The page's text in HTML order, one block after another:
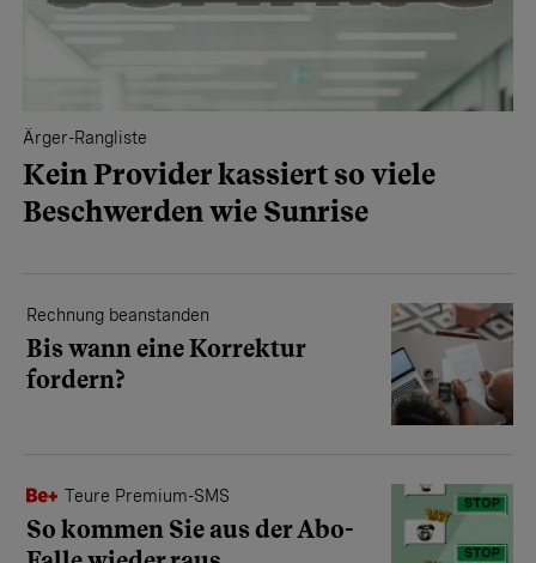
Ärger-Rangliste
Kein Provider kassiert so viele
Beschwerden wie Sunrise
Rechnung beanstanden
Bis wann eine Korrektur
fordern?
Teure Premium-SMS
So kommen Sie aus der Abo-